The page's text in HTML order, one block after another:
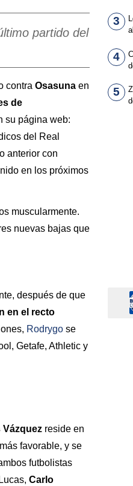
partido del
contra Osasuna en
de
su página web:
del Real
anterior con
en los próximos
muscularmente.
nuevas bajas que
después de que
en el recto
Rodrygo se
Getafe, Athletic y
Vázquez reside en
favorable, y se
futbolistas
Carlo
3
4
5